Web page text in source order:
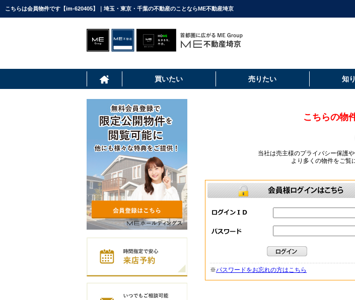
こちらは会員物件です【im-620405】｜埼玉・東京・千葉の不動産のことならME不動産埼京
買いたい 売りたい 知
こちらの物
当社は売主様のプライバシー保護
より多くの物件をご覧
※パスワードをお忘れの方はこちら